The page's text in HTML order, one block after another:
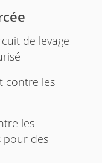
de levage
contre les
les
pour des